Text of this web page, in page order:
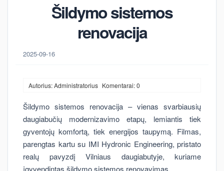
Šildymo sistemos
renovacija
2025-09-16
Autorius: Administratorius Komentarai: 0
Šildymo sistemos renovacija – vienas svarbiausių
daugiabučių modernizavimo etapų, lemiantis tiek
gyventojų komfortą, tiek energijos taupymą. Filmas,
parengtas kartu su IMI Hydronic Engineering, pristato
realų pavyzdį Vilniaus daugiabutyje, kuriame
įgyvendintas šildymo sistemos renovavimas.